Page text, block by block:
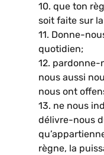
10. que ton
soit faite sur
11. Donne-
quotidien;
12. pardonne-
nous aussi
nous ont
13. ne nous
délivre-nous
règne, la